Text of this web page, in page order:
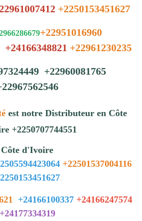
+2250153451627
+22951016960
+24166348821 +22961230235
+22960081765
est notre Distributeur en Côte
+2250707744551
Côte d'Ivoire
+22501537004116
+24166100337 +24166247574
+24177334319